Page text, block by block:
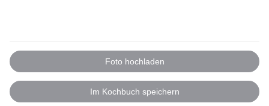
Foto hochladen
Im Kochbuch speichern